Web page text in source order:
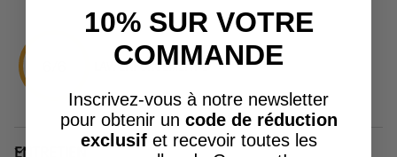
LAW ENFORCEMENT
ENTRETIEN
10% SUR VOTRE
COMMANDE
Inscrivez-vous à notre newsletter
pour obtenir un code de réduction
exclusifet recevoir toutes les